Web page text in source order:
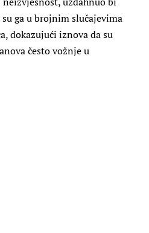
ga u brojnim slučajevima
dokazujući iznova da su
često vožnje u